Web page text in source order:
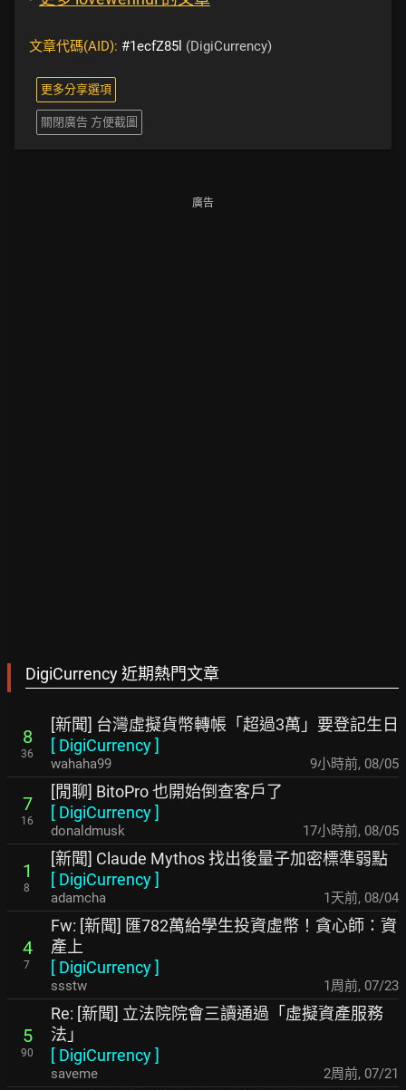
文章代碼(AID): #1ecfZ85l (DigiCurrency)
更多分享選項
關閉廣告 方便截圖
廣告
DigiCurrency 近期熱門文章
8
36
[新聞] 台灣虛擬貨幣轉帳「超過3萬」要登記生日
[ DigiCurrency]
wahaha99 9小時前, 08/05
7
16
[閒聊] BitoPro 也開始倒查客戶了
[ DigiCurrency]
donaldmusk 17小時前, 08/05
1
8
[新聞] Claude Mythos 找出後量子加密標準弱點
[ DigiCurrency]
adamcha 1天前, 08/04
4
7
Fw: [新聞] 匯782萬給學生投資虛幣！貪心師：資
產上
[ DigiCurrency]
ssstw 1周前, 07/23
5
90
Re: [新聞] 立法院院會三讀通過「虛擬資產服務
法」
[ DigiCurrency]
saveme 2周前, 07/21